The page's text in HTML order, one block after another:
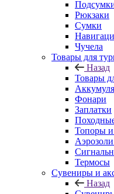
Рюкзаки
Сумки
Чучела
Товары для
Назад
Товары
Фонари
Заплатки
Топоры
Термосы
Сувениры и
Назад